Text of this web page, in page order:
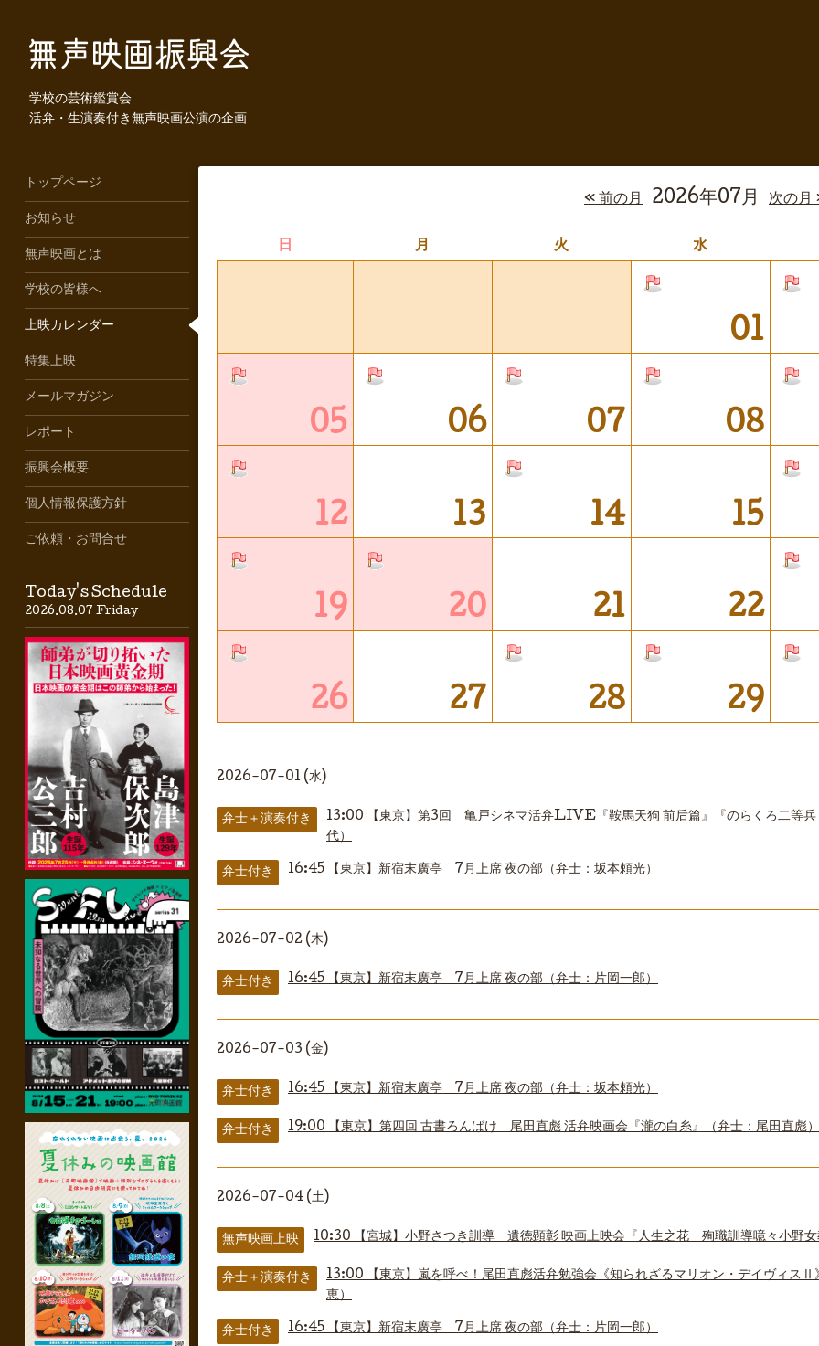
学校の芸術鑑賞会
活弁・生演奏付き無声映画公演の企画
« 前の月 2026年07月 次の月
日 月 火 水
01
05 06 07 08
12 13 14 15
19 20 21 22
26 27 28 29
2026-07-01 (水)
弁士＋演奏付き 13:00
【東京】第3回 亀戸シネマ活弁LIVE『鞍馬天狗 前后篇』『のらくろ二等
代）
弁士付き 16:45 【東京】新宿末廣亭 7月上席 夜の部（弁士：坂本頼光）
2026-07-02 (木)
弁士付き 16:45 【東京】新宿末廣亭 7月上席 夜の部（弁士：片岡一郎）
2026-07-03 (金)
弁士付き 16:45 【東京】新宿末廣亭 7月上席 夜の部（弁士：坂本頼光）
弁士付き 19:00 【東京】第四回 古書ろんばけ 尾田直彪 活弁映画会『瀧の白糸』（弁士：尾田直彪）
2026-07-04 (土)
無声映画上映 10:30 【宮城】小野さつき訓導 遺徳顕彰 映画上映会『人生之花 殉職訓導噫々小野
弁士＋演奏付き 13:00
【東京】嵐を呼べ！尾田直彪活弁勉強会《知られざるマリオン・デイヴィ
恵）
弁士付き 16:45 【東京】新宿末廣亭 7月上席 夜の部（弁士：片岡一郎）
トップページ
お知らせ
無声映画とは
学校の皆様へ
上映カレンダー
特集上映
メールマガジン
レポート
振興会概要
個人情報保護方針
ご依頼・お問合せ
Today's Schedule
2026.08.07 Friday